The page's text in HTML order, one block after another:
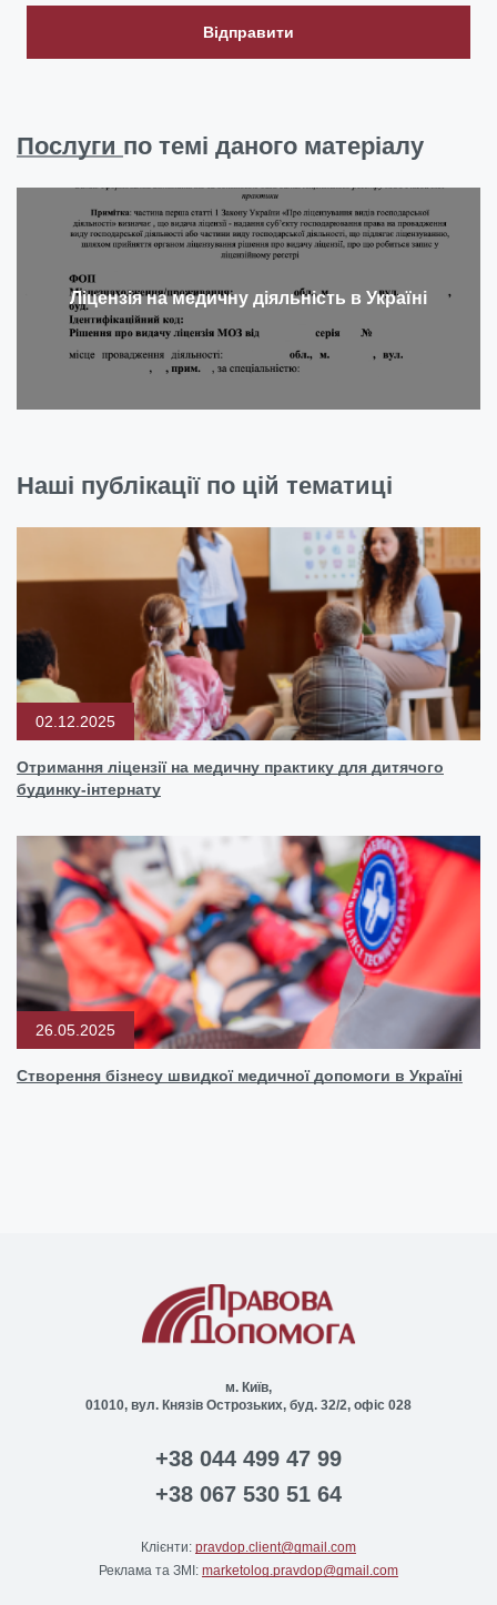
Відправити
Послуги по темі даного матеріалу
Ліцензія на медичну діяльність в Україні
Наші публікації по цій тематиці
02.12.2025
Отримання ліцензії на медичну практику для дитячого
будинку-інтернату
26.05.2025
Створення бізнесу швидкої медичної допомоги в Україні
м. Київ,
01010, вул. Князів Острозьких, буд. 32/2, офіс 028
+38 044 499 47 99
+38 067 530 51 64
Клієнти: pravdop.client@gmail.com
Реклама та ЗМІ: marketolog.pravdop@gmail.com